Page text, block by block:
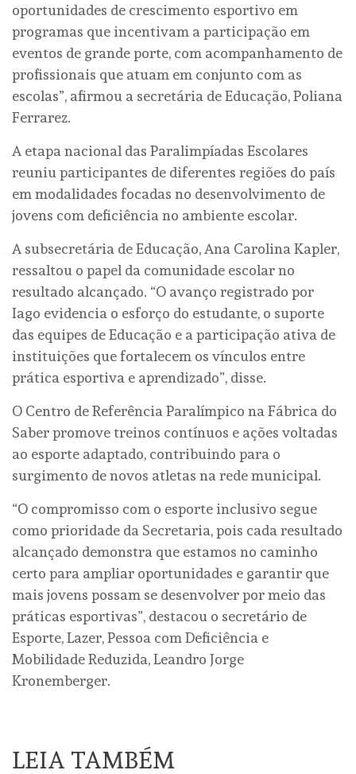
oportunidades de crescimento esportivo em
programas que incentivam a participação em
eventos de grande porte, com acompanhamento de
profissionais que atuam em conjunto com as
escolas”, afirmou a secretária de Educação, Poliana
Ferrarez.
A etapa nacional das Paralimpíadas Escolares
reuniu participantes de diferentes regiões do país
em modalidades focadas no desenvolvimento de
jovens com deficiência no ambiente escolar.
A subsecretária de Educação, Ana Carolina Kapler,
ressaltou o papel da comunidade escolar no
resultado alcançado. “O avanço registrado por
Iago evidencia o esforço do estudante, o suporte
das equipes de Educação e a participação ativa de
instituições que fortalecem os vínculos entre
prática esportiva e aprendizado”, disse.
O Centro de Referência Paralímpico na Fábrica do
Saber promove treinos contínuos e ações voltadas
ao esporte adaptado, contribuindo para o
surgimento de novos atletas na rede municipal.
“O compromisso com o esporte inclusivo segue
como prioridade da Secretaria, pois cada resultado
alcançado demonstra que estamos no caminho
certo para ampliar oportunidades e garantir que
mais jovens possam se desenvolver por meio das
práticas esportivas”, destacou o secretário de
Esporte, Lazer, Pessoa com Deficiência e
Mobilidade Reduzida, Leandro Jorge
Kronemberger.
LEIA TAMBÉM